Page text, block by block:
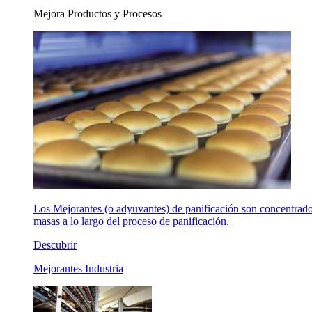
Mejora Productos y Procesos
Los Mejorantes (o adyuvantes) de panificación son
masas a lo largo del proceso de panificación.
Descubrir
Mejorantes Industria